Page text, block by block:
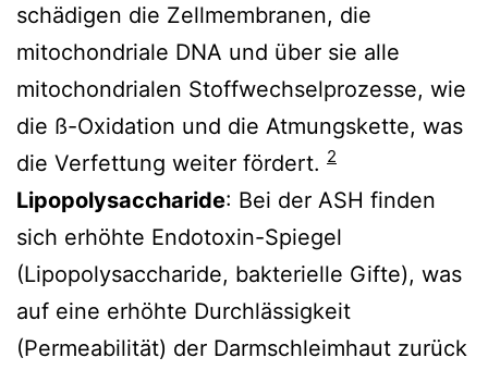
schädigen die Zellmembranen, die
mitochondriale DNA und über sie alle
mitochondrialen Stoffwechselprozesse, wie
die ß-Oxidation und die Atmungskette, was
die Verfettung weiter fördert. 2
Lipopolysaccharide: Bei der ASH finden
sich erhöhte Endotoxin-Spiegel
(Lipopolysaccharide, bakterielle Gifte), was
auf eine erhöhte Durchlässigkeit
(Permeabilität) der Darmschleimhaut zurück